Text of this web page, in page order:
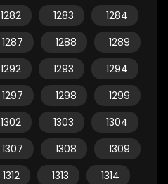
1282 1283
1284
1287 1288
1289
1292 1293
1294
1297 1298
1299
1302 1303
1304
1307 1308
1309
1312 1313
1314